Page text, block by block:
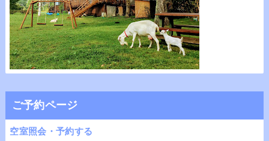
ご予約ページ
空室照会・予約する